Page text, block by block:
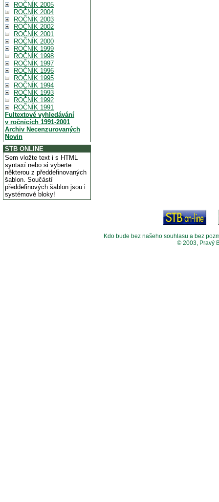
ROČNÍK 2005
ROČNÍK 2004
ROČNÍK 2003
ROČNÍK 2002
ROČNÍK 2001
ROČNÍK 2000
ROČNÍK 1999
ROČNÍK 1998
ROČNÍK 1997
ROČNÍK 1996
ROČNÍK 1995
ROČNÍK 1994
ROČNÍK 1993
ROČNÍK 1992
ROČNÍK 1991
Fultextové vyhledávání
v ročnících 1991-2001
Archiv Necenzurovaných
Novin
STB ONLINE
Sem vložte text i s HTML
syntaxí nebo si vyberte
některou z předdefinovaných
šablon. Součástí
předdefinových šablon jsou i
systémové bloky!
Kdo bude bez našeho souhlasu a bez
© 2003, Pravý